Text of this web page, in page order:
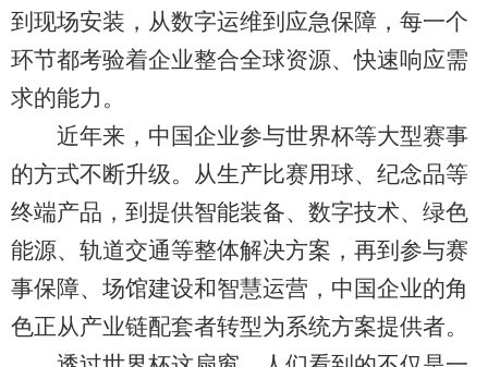
到现场安装，从数字运维到应急保障，每一个
环节都考验着企业整合全球资源、快速响应需
求的能力。
近年来，中国企业参与世界杯等大型赛事
的方式不断升级。从生产比赛用球、纪念品等
终端产品，到提供智能装备、数字技术、绿色
能源、轨道交通等整体解决方案，再到参与赛
事保障、场馆建设和智慧运营，中国企业的角
色正从产业链配套者转型为系统方案提供者。